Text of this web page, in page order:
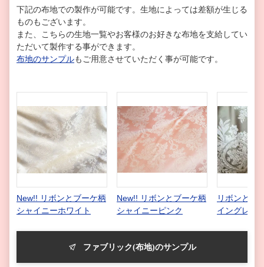
下記の布地での製作が可能です。生地によっては差額が生じる
ものもございます。
また、こちらの生地一覧やお客様のお好きな布地を支給してい
ただいて製作する事ができます。
布地のサンプルもご用意させていただく事が可能です。
New!! リボンとブーケ柄
シャイニーホワイト
New!! リボンとブーケ柄
シャイニーピンク
リボンとブ
イングレー
ファブリック(布地)のサンプル